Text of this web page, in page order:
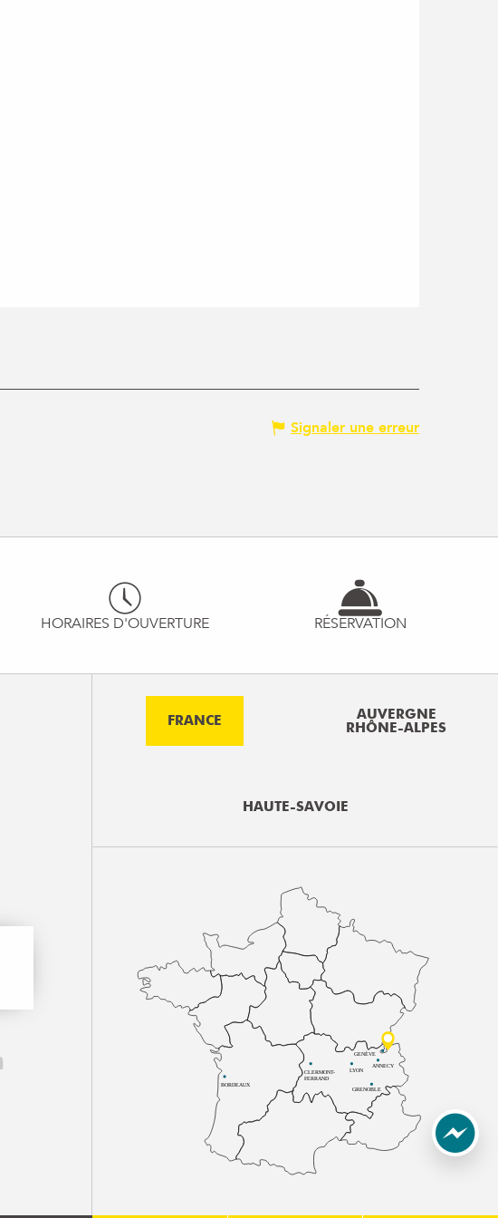
Signaler une erreur
HORAIRES D'OUVERTURE RÉSERVATION
FRANCE
AUVERGNE
RHÔNE-ALPES
HAUTE-SAVOIE
BORDEAUX
CLERMONT-
FERRAND
LYON
ANNECY
GRENOBLE
GENÈVE